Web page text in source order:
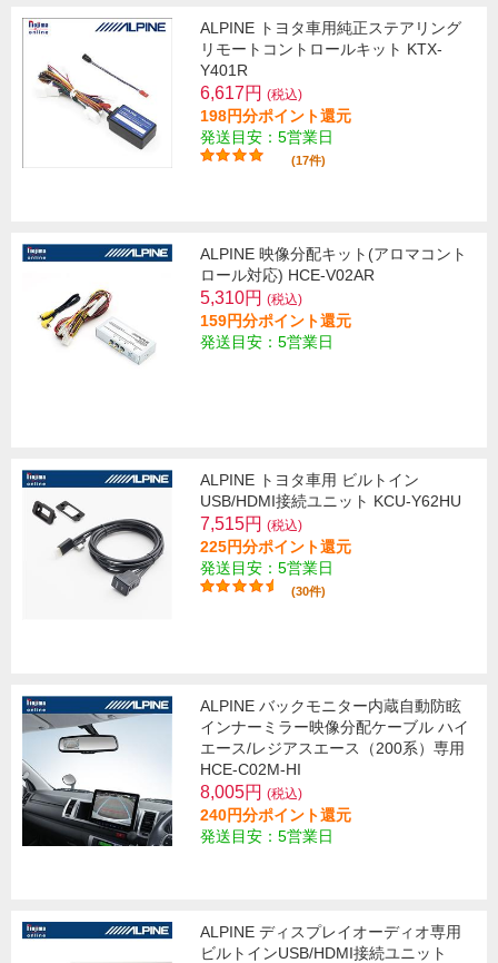
ALPINE トヨタ車用純正ステアリング
リモートコントロールキット KTX-
Y401R
6,617円 (税込)
198円分ポイント還元
発送目安：5営業日
(17件)
ALPINE 映像分配キット(アロマコント
ロール対応) HCE-V02AR
5,310円 (税込)
159円分ポイント還元
発送目安：5営業日
ALPINE トヨタ車用 ビルトイン
USB/HDMI接続ユニット KCU-Y62HU
7,515円 (税込)
225円分ポイント還元
発送目安：5営業日
(30件)
ALPINE バックモニター内蔵自動防眩
インナーミラー映像分配ケーブル ハイ
エース/レジアスエース（200系）専用
HCE-C02M-HI
8,005円 (税込)
240円分ポイント還元
発送目安：5営業日
ALPINE ディスプレイオーディオ専用
ビルトインUSB/HDMI接続ユニット